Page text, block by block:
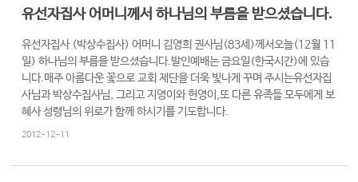
유선자집사 어머니께서 하나님의 부름을 받으셨습니다.
유선자집사 (박상수집사) 어머니 김영희 권사님(83세)께서오늘(12월 11
일) 하나님의 부름을 받으셨습니다.발인예배는 금요일(한국시간)에 있습
니다.매주 아름다운 꽃으로 교회 제단을 더욱 빛나게 꾸며 주시는유선자집
사님과 박상수집사님, 그리고 지영이와 헌영이,또 다른 유족들 모두에게 보
혜사 성령님의 위로가 함께 하시기를 기도합니다.
2012-12-11